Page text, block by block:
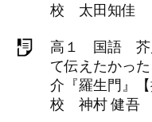
校 太田知佳
高１ 国語 芥
て伝えたかっ
介『羅生門』
校 神村 健吾